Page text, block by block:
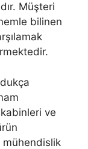
Müşteri
bilinen
ve
mühendislik